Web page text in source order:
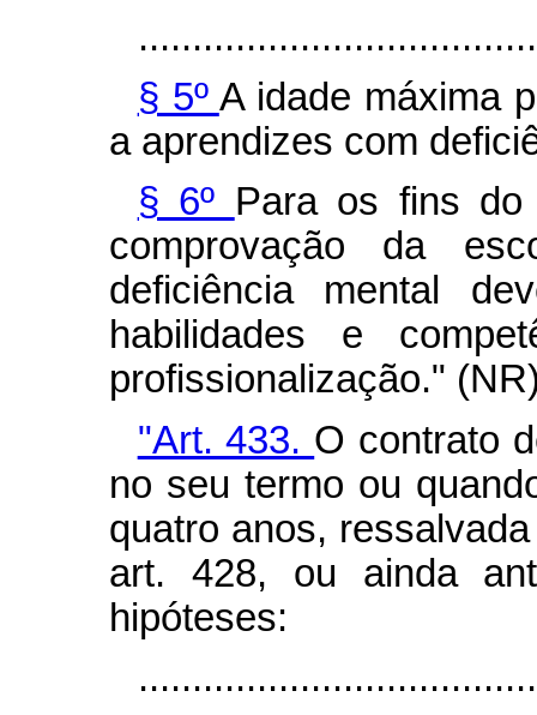
§ 5º A idade máxima
a aprendizes com
§ 6º Para os fins do
comprovação da
deficiência mental
habilidades e
profissionalização."
"Art. 433. O contrato
no seu termo ou
quatro anos,
art. 428, ou ainda
hipóteses: